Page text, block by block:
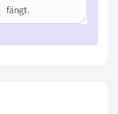
fängt.